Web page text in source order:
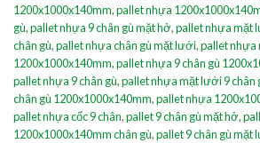
1200x1000x140mm,pallet nhựa
gù,pallet nhựa 9 chân gù mặt hở,pallet nhựa mặt
chân gù,pallet nhựa chân gù mặt lưới,pallet
1200x1000x140mm,pallet nhựa 9 chân gù
pallet nhựa 9 chân gù,pallet nhựa mặt lưới 9 chân
chân gù 1200x1000x140mm,pallet nhựa
pallet nhựa cốc 9 chân,pallet 9 chân gù mặt hở,
1200x1000x140mm chân gù,pallet 9 chân gù mặt